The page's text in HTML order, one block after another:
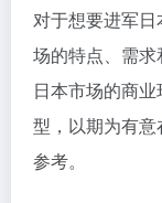
对于想要进军
场的特点、需
日本市场的商
型，以期为有
参考。